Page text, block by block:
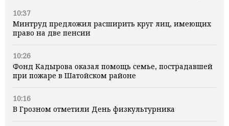
10:37
Минтруд предложил расширить круг лиц, имеющих
право на две пенсии
10:26
Фонд Кадырова оказал помощь семье, пострадавшей
при пожаре в Шатойском районе
10:16
В Грозном отметили День физкультурника